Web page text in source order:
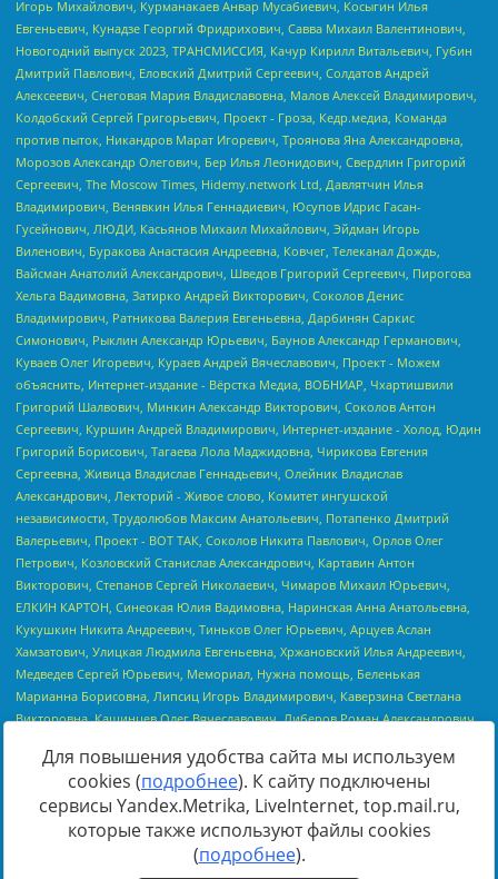
Источник:https://minjust.gov.ru/uploaded/files/reestr-
inostrannyih-agentov-22-03-2024.pdfданные на22.03.2024
Для повышения удобства сайта мы используем
cookies (подробнее). К сайту подключены
сервисы Yandex.Metrika, LiveInternet, top.mail.ru,
которые также используют файлы cookies
(подробнее).